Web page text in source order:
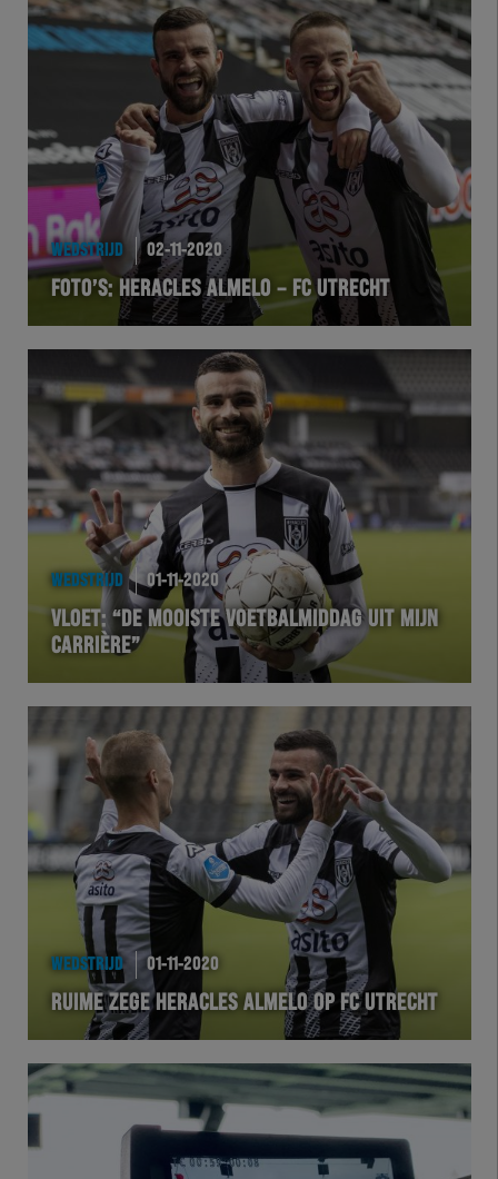
Herakids
Team Zwart Wit
eSports
Academie
WEDSTRIJD 02-11-2020
FOTO’S: HERACLES ALMELO – FC UTRECHT
WEDSTRIJD 01-11-2020
VLOET: “DE MOOISTE VOETBALMIDDAG UIT MIJN
CARRIÈRE”
WEDSTRIJD 01-11-2020
RUIME ZEGE HERACLES ALMELO OP FC UTRECHT